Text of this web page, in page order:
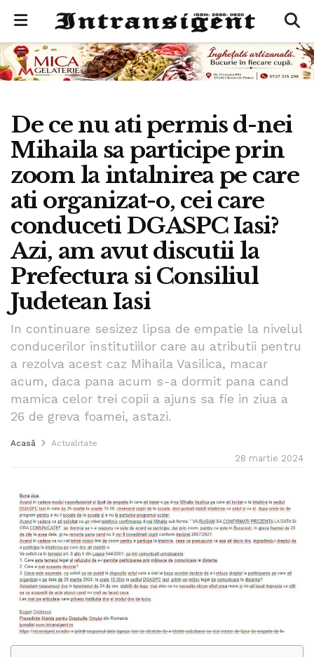
De ce nu ati permis d-nei
Mihaila sa participe prin
zoom la intalnirea pe care
ati organizat-o, cei care
conduceti DGASPC Iasi?
Azi, am avut discutii la
Prefectura si Consiliul
Judetean Iasi
In continuare sesizez lipsa de empatie la nivelul
conducerilor institutiilor care au atributii pentru
a rezolva acest caz Mihaila Vasilica, macar
acum, daca pana acum s-a dormit pana cand
mamica celor trei copii a ajuns sa fie in ziua a
26 de greva foamei, astazi.
Acasă Actualitate
28 martie 2024